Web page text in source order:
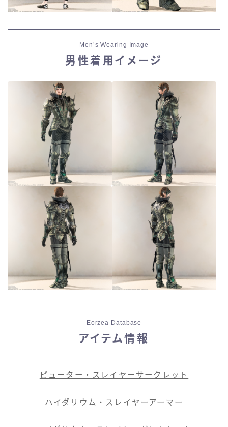
八分丈
Men’s Wearing Image
男性着用イメージ
Eorzea Database
アイテム情報
ピューター・スレイヤーサークレット
ハイダリウム・スレイヤーアーマー